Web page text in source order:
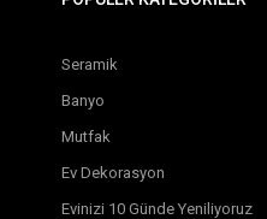
Seramik
Banyo
Mutfak
Ev Dekorasyon
Evinizi 10 Günde Yeniliyoruz